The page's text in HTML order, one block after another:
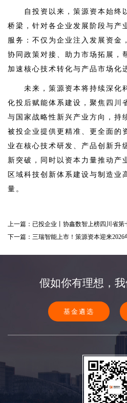
自投资以来，策源资本始终
桥梁，针对各企业发展阶段与产
服务：不仅为企业注入发展资金
协同政策对接、助力市场拓展，
加速核心技术转化与产品市场化
未来，策源资本将持续深化
化投后赋能体系建设，聚焦四川
与国家战略性新兴产业方向，持
被投企业提供更精准、更全面的
业在核心技术研发、产品创新升
新突破，同时以资本力量推动产
区域科技创新体系建设与制造业
量。
上一篇：已投企业丨协鑫数智上榜四川省
下一篇：三瑞智能上市！策源资本迎来2026
假如你有理想，
基金遴选